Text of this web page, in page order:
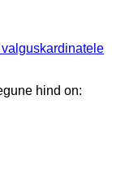
hind on: